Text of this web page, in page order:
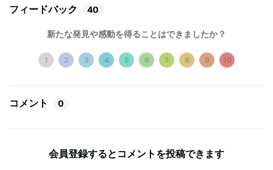
フィードバック 40
新たな発見や感動を得ることはできましたか？
1 2 3 4 5 6 7 8 9 10
コメント 0
会員登録するとコメントを投稿できます